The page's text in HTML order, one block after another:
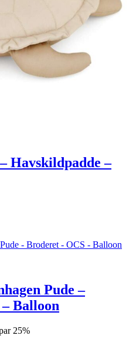
Havskildpadde –
Pude –
Balloon
25%